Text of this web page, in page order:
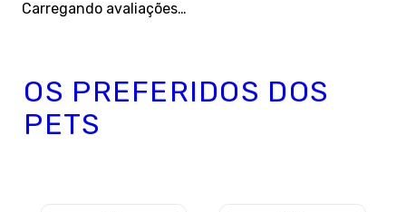
Carregando avaliações…
OS PREFERIDOS DOS
PETS